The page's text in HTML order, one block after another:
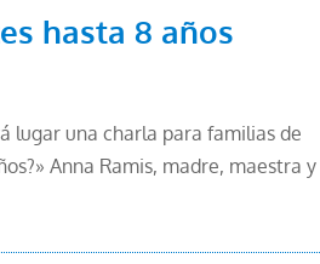
hasta 8 años
lugar una charla para familias de
Anna Ramis, madre, maestra y